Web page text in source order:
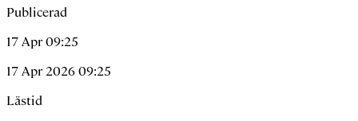
Publicerad
17 Apr 09:25
17 Apr 2026 09:25
Lästid